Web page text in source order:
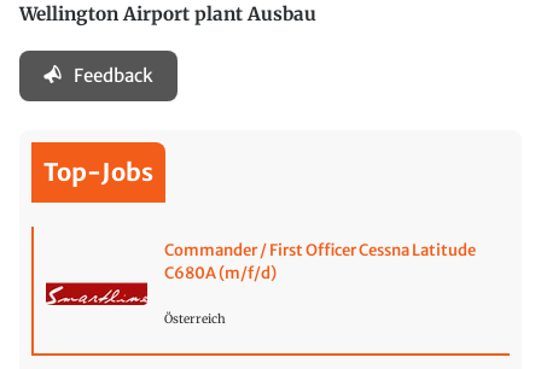
Wellington Airport plant Ausbau
Feedback
Top-Jobs
Commander / First Officer Cessna Latitude
C680A (m/f/d)
Österreich